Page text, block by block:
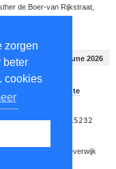
zorgen
beter
cookies
de Boer-van Rijkstraat,
21 June 2026
Stastokstraat te
care) 15232
Stastokstraat, Beverwijk